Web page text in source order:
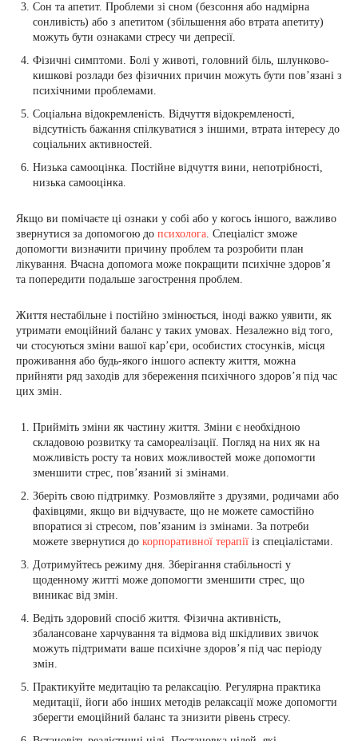
Сон та апетит. Проблеми зі сном (безсоння або надмірна
сонливість) або з апетитом (збільшення або втрата апетиту)
можуть бути ознаками стресу чи депресії.
Фізичні симптоми. Болі у животі, головний біль, шлунково-
кишкові розлади без фізичних причин можуть бути пов’язані з
психічними проблемами.
Соціальна відокремленість. Відчуття відокремленості,
відсутність бажання спілкуватися з іншими, втрата інтересу до
соціальних активностей.
Низька самооцінка. Постійне відчуття вини, непотрібності,
низька самооцінка.
Якщо ви помічаєте ці ознаки у собі або у когось іншого, важливо
звернутися за допомогою до психолога. Спеціаліст зможе
допомогти визначити причину проблем та розробити план
лікування. Вчасна допомога може покращити психічне здоров’я
та попередити подальше загострення проблем.
Життя нестабільне і постійно змінюється, іноді важко уявити, як
утримати емоційний баланс у таких умовах. Незалежно від того,
чи стосуються зміни вашої кар’єри, особистих стосунків, місця
проживання або будь-якого іншого аспекту життя, можна
прийняти ряд заходів для збереження психічного здоров’я під час
цих змін.
Прийміть зміни як частину життя. Зміни є необхідною
складовою розвитку та самореалізації. Погляд на них як на
можливість росту та нових можливостей може допомогти
зменшити стрес, пов’язаний зі змінами.
Зберіть свою підтримку. Розмовляйте з друзями, родичами або
фахівцями, якщо ви відчуваєте, що не можете самостійно
впоратися зі стресом, пов’язаним із змінами. За потреби
можете звернутися до корпоративної терапії із спеціалістами.
Дотримуйтесь режиму дня. Зберігання стабільності у
щоденному житті може допомогти зменшити стрес, що
виникає від змін.
Ведіть здоровий спосіб життя. Фізична активність,
збалансоване харчування та відмова від шкідливих звичок
можуть підтримати ваше психічне здоров’я під час періоду
змін.
Практикуйте медитацію та релаксацію. Регулярна практика
медитації, йоги або інших методів релаксації може допомогти
зберегти емоційний баланс та знизити рівень стресу.